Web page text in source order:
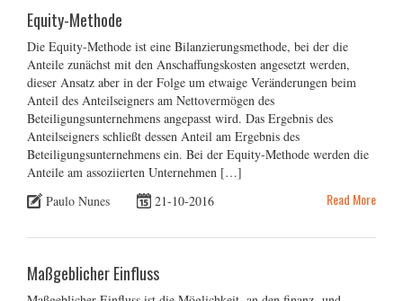
Equity-Methode
Die Equity-Methode ist eine Bilanzierungsmethode, bei der die
Anteile zunächst mit den Anschaffungskosten angesetzt werden,
dieser Ansatz aber in der Folge um etwaige Veränderungen beim
Anteil des Anteilseigners am Nettovermögen des
Beteiligungsunternehmens angepasst wird. Das Ergebnis des
Anteilseigners schließt dessen Anteil am Ergebnis des
Beteiligungsunternehmens ein. Bei der Equity-Methode werden die
Anteile am assoziierten Unternehmen […]
Paulo Nunes
21-10-2016 Read More
Maßgeblicher Einfluss